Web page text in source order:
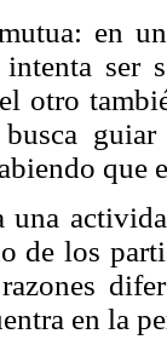
en
intenta ser
otro
busca
que
una
de los
en la